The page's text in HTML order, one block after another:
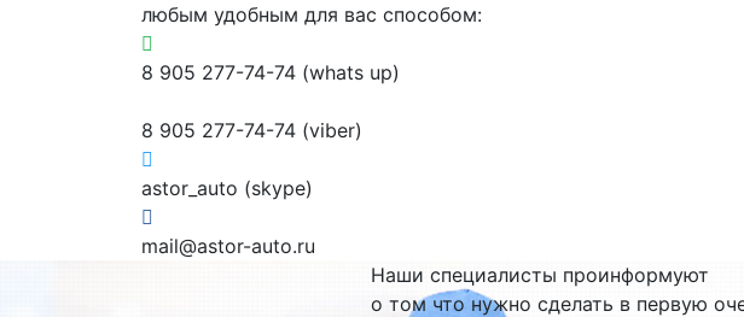
любым удобным для вас способом:
8 905 277-74-74 (whats up)
8 905 277-74-74 (viber)
astor_auto (skype)
mail@astor-auto.ru
Наши специалисты проинформуют
о том что нужно сделать в первую